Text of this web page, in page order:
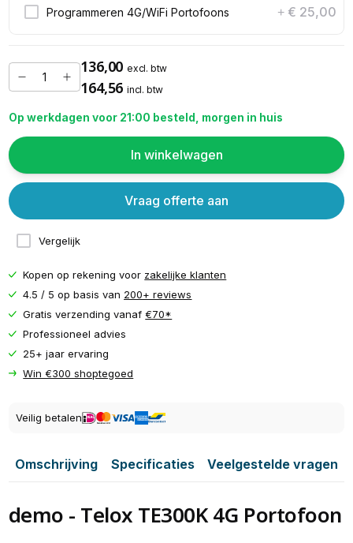
Programmeren 4G/WiFi Portofoons + € 25,00
136,00 excl. btw
164,56 incl. btw
Op werkdagen voor 21:00 besteld, morgen in huis
In winkelwagen
Vergelijk
Vraag offerte aan
Kopen op rekening voor zakelijke klanten
4.5 / 5 op basis van 200+ reviews
Gratis verzending vanaf€70*
Professioneel advies
25+ jaar ervaring
Win €300 shoptegoed
Veilig betalen
Omschrijving Specificaties Veelgestelde vragen
demo - Telox TE300K 4G Portofoon